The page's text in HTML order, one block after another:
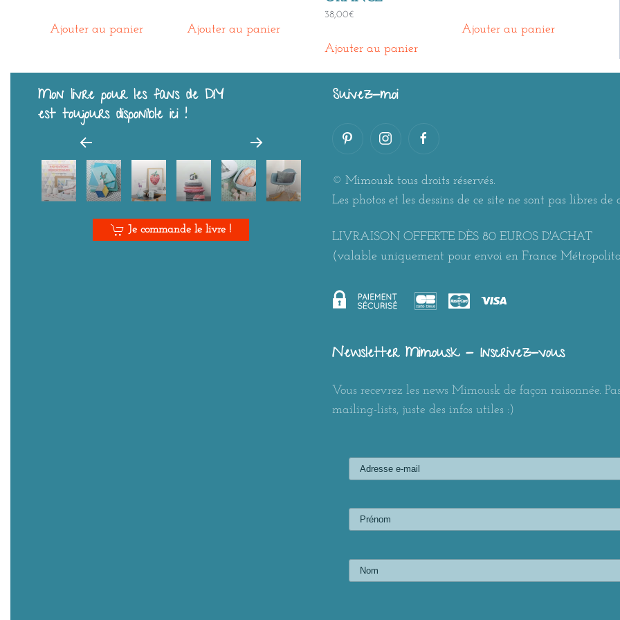
Ajouter au panier Ajouter au panier
38,00€
Ajouter au panier
Ajouter au panier
Mon livre pour les fans de DIY
est toujours disponible ici !
Je commande le livre !
Suivez-moi
© Mimousk tous droits réservés.
Les photos et les dessins de ce site ne sont pas libres de
LIVRAISON OFFERTE DÈS 80 EUROS D'ACHAT
(valable uniquement pour envoi en France
Newsletter Mimousk - Inscrivez-vous
Vous recevrez les news Mimousk de façon raisonnée.
mailing-lists, juste des infos utiles :)